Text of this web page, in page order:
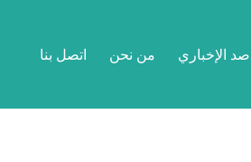
الإخباري من نحن اتصل بنا